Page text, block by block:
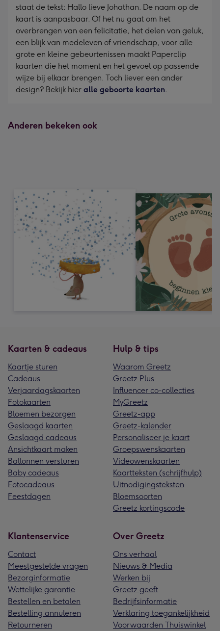
staat de tekst: Hallo lieve Johathan. De naam op de
kaart is aanpasbaar. Of het nu gaat om het
overbrengen van een felicitatie, het delen van geluk,
een blijk van medeleven of vriendschap, voor alle
grote en kleine gebeurtenissen maakt Paperclip
kaarten die het moment en het gevoel op passende
wijze bij elkaar brengen. Toch liever een ander
design? Bekijk hier alle geboorte kaarten.
Anderen bekeken ook
Kaarten & cadeaus
Kaartje sturen
Cadeaus
Verjaardagskaarten
Fotokaarten
Bloemen bezorgen
Geslaagd kaarten
Geslaagd cadeaus
Ansichtkaart maken
Ballonnen versturen
Baby cadeaus
Fotocadeaus
Feestdagen
Hulp & tips
Waarom Greetz
Greetz Plus
Influencer co-collecties
MyGreetz
Greetz-app
Greetz-kalender
Personaliseer je kaart
Groepswenskaarten
Videowenskaarten
Kaartteksten (schrijfhulp)
Uitnodigingsteksten
Bloemsoorten
Greetz kortingscode
Klantenservice
Contact
Meestgestelde vragen
Bezorginformatie
Wettelijke garantie
Bestellen en betalen
Bestelling annuleren
Retourneren
Over Greetz
Ons verhaal
Nieuws & Media
Werken bij
Greetz geeft
Bedrijfsinformatie
Verklaring toegankelijkheid
Voorwaarden Thuiswinkel